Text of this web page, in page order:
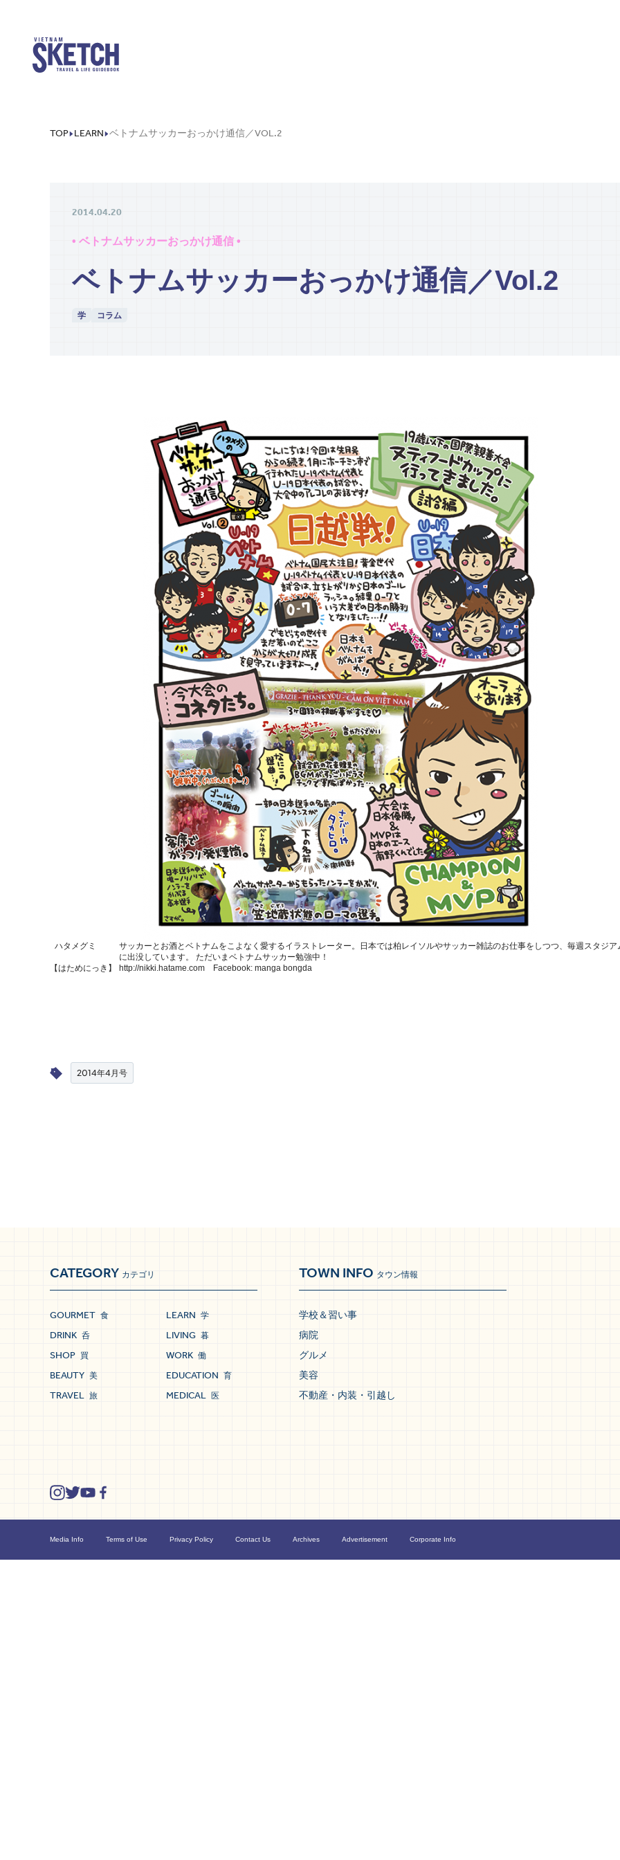
TOP LEARN ベトナムサッカーおっかけ通信／VOL.2
2014.04.20
• ベトナムサッカーおっかけ通信 •
ベトナムサッカーおっかけ通信／Vol.2
学 コラム
ハタメグミ
サッカーとお酒とベトナムをこよなく愛するイラストレーター。日本では柏レイソルやサッカー雑誌のお仕事をしつつ、毎週スタジア
に出没しています。 ただいまベトナムサッカー勉強中！
【はためにっき】
http://nikki.hatame.com Facebook: manga bongda
2014年4月号
CATEGORY カテゴリ
GOURMET 食
DRINK 呑
SHOP 買
BEAUTY 美
TRAVEL 旅
LEARN 学
LIVING 暮
WORK 働
EDUCATION 育
MEDICAL 医
TOWN INFO タウン情報
学校＆習い事
病院
グルメ
美容
不動産・内装・引越し
Media Info Terms of Use Privacy Policy Contact Us Archives Advertisement Corporate Info